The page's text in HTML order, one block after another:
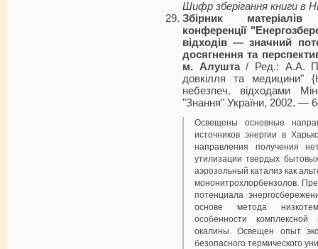
Шифр зберігання книги в
Збірник матеріалів
конференції
відходів — значний
досягнення та
м. Алушта/ Ред.: А.А.
довкілля та медицини"
небезпеч. відходами
"Знання" України, 2002. —
Освещены основные
источников энергии в
направления получения
утилизации твердых
аэрозольный катализ как
мононитрохлорбензолов.
потенциала
основе метода
особенности комплексной
окалины. Освещен опыт
безопасного термического